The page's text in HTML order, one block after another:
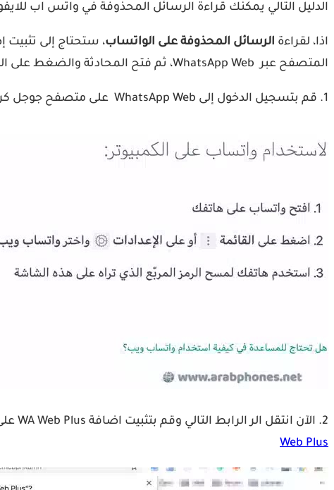
الدليل التالي يمكنك قراءة الرسائل المحذوفة في واتس اب
اذا، لقراءة الرسائل المحذوفة على الواتساب
المتصفح عبر WhatsApp Web، ثم فتح المحادثة والضغط على الرسالة المحذوفة لاستعادتها وقراءتها، تابع التفاصيل بالصور:
1. قم بتسجيل الدخول إلى WhatsApp Web على متصفح جوجل كروم على الموقع الرسمي:
2. الآن انتقل الر الرابط التالي وقم بتثبيت اضافة WA Web Plus على جوجل كروم بالضغط على الزر إضافة إلى Chrome ثم الموافقة بالضغط على add extension في النافذة المنبثقة :
Web Plus